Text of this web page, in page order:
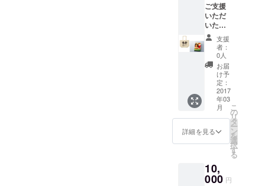
ご支援
いただ
いた金
額すべ
て活動
費に使
わせて
いただ
きま
す。 大
阪・箕
面から
送らせ
ていた
だきま
す。 費
送は熊
本おう
支援
者：
0人
お届
け予
定：
2017
年03
月
詳細を見る
こ
の
リ
タ
ー
ン
を
選
択
す
る
10,
000 円